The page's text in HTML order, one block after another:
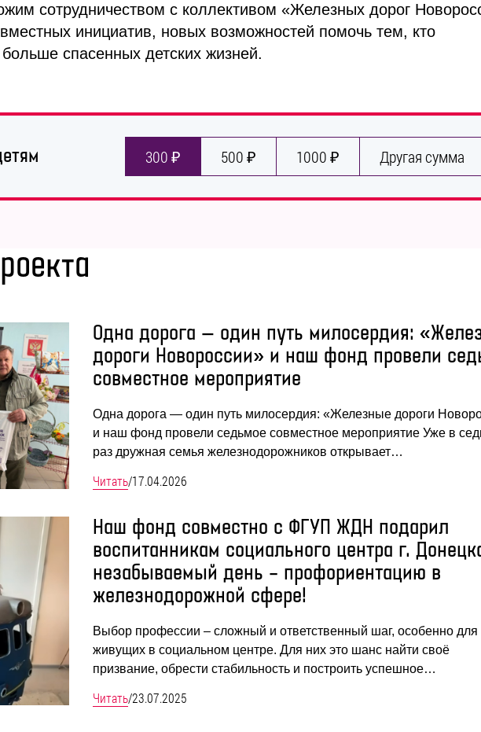
сотрудничеством с коллективом «Железных дорог
инициатив, новых возможностей помочь тем, кто
спасенных детских жизней.
300 ₽ 500 ₽ 1000 ₽ Другая сумма
Одна дорога — один путь милосердия:
дороги Новороссии» и наш фонд провели
совместное мероприятие
Одна дорога — один путь милосердия: «Железные дороги
и наш фонд провели седьмое совместное мероприятие Уже в
раз дружная семья железнодорожников открывает…
Читать/17.04.2026
Наш фонд совместно с ФГУП ЖДН подарил
воспитанникам социального центра г.
незабываемый день – профориентацию в
железнодорожной сфере!
Выбор профессии – сложный и ответственный шаг, особенно для
живущих в социальном центре. Для них это шанс найти своё
призвание, обрести стабильность и построить успешное…
Читать/23.07.2025